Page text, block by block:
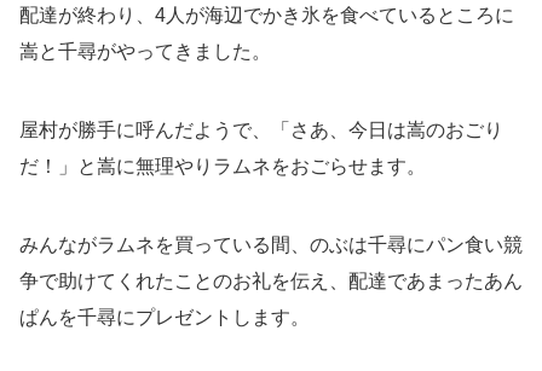
配達が終わり、4人が海辺でかき氷を食べているところに
嵩と千尋がやってきました。
屋村が勝手に呼んだようで、「さあ、今日は嵩のおごり
だ！」と嵩に無理やりラムネをおごらせます。
みんながラムネを買っている間、のぶは千尋にパン食い競
争で助けてくれたことのお礼を伝え、配達であまったあん
ぱんを千尋にプレゼントします。